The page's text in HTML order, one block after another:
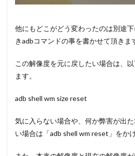
他にもどこがどう変わったのは別途
きadbコマンドの事を書かせて頂きま
この解像度を元に戻したい場合は、
ます。
adb shell wm size reset
気に入らない場合や、何か弊害が出
い場合は「adb shell wm reset」をか